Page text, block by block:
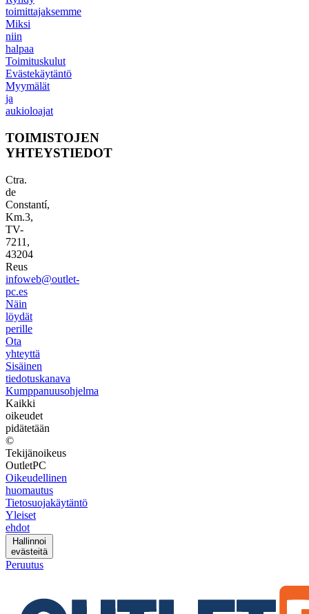
toimittajaksemme
Miksi
niin
halpaa
Toimituskulut
Evästekäytäntö
Myymälät
ja
aukioloajat
TOIMISTOJEN
YHTEYSTIEDOT
Ctra.
de
Constantí,
Km.3,
TV-
7211,
43204
Reus
infoweb@outlet-
pc.es
Näin
löydät
perille
Ota
yhteyttä
Sisäinen
tiedotuskanava
Kumppanuusohjelma
Kaikki
oikeudet
pidätetään
©
Tekijänoikeus
OutletPC
Oikeudellinen
huomautus
Tietosuojakäytäntö
Yleiset
ehdot
Hallinnoi
evästeitä
Peruutus